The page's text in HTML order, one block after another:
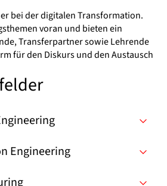
bei der digitalen Transformation.
voran und bieten ein
Transferpartner sowie Lehrende
für den Diskurs und den Austausch
Engineering